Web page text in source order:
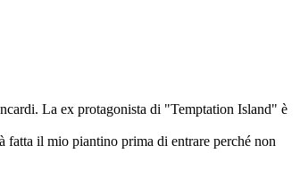
La ex protagonista di "Temptation Island" è
fatta il mio piantino prima di entrare perché non